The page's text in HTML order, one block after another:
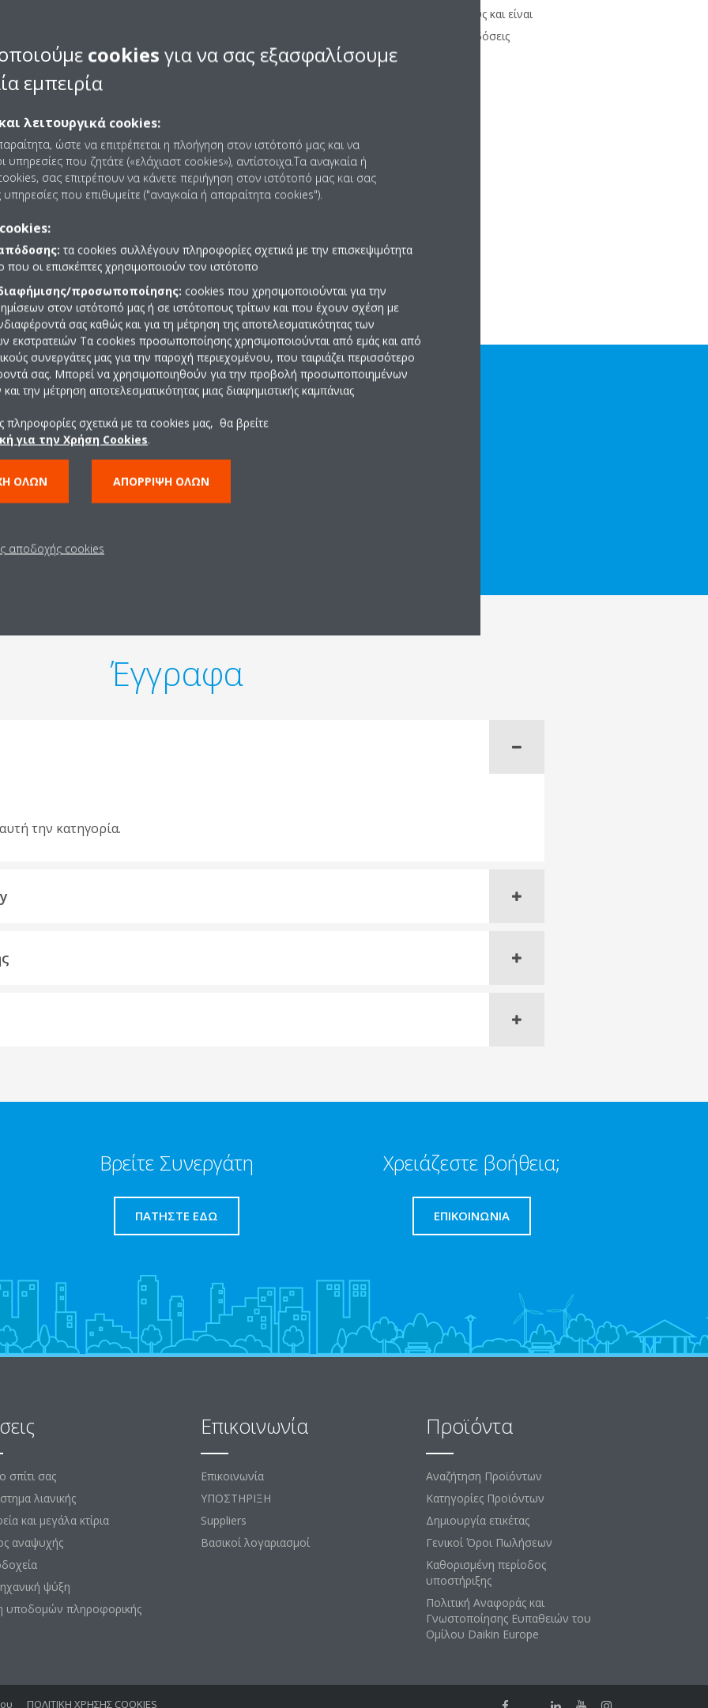
απαιτήσεις. Οι λιγότερες
που καταναλώνουν ενέργεια
κατανάλωση ενέργειας
θερμοκρασίες.
ρότορες με αρσενικούς και θηλυκούς μηχανισμούς και είναι
σχεδιασμένοι για υψηλές χωρητικότητες και αποδόσεις
χαρακτηριστικά
Έγγραφα
την κατηγορία.
Βρείτε Συνεργάτη
ΠΑΤΉΣΤΕ ΕΔΏ
Χρειάζεστε βοήθεια;
ΕΠΙΚΟΙΝΩΝΊΑ
σπίτι σας
λιανικής
και μεγάλα κτίρια
αναψυχής
ψύξη
υποδομών πληροφορικής
Επικοινωνία
Επικοινωνία
ΥΠΟΣΤΗΡΙΞΗ
Suppliers
Βασικοί λογαριασμοί
Προϊόντα
Αναζήτηση Προϊόντων
Κατηγορίες Προϊόντων
Δημιουργία ετικέτας
Γενικοί Όροι Πωλήσεων
Καθορισμένη περίοδος
υποστήριξης
Πολιτική Αναφοράς και
Γνωστοποίησης Ευπαθειών του
Ομίλου Daikin Europe
ΠΟΛΙΤΙΚΗ ΧΡΗΣΗΣ COOKIES
cookies για να σας εξασφαλίσουμε
εμπειρία
λειτουργικά cookies:
ώστε να επιτρέπεται η πλοήγηση στον ιστότοπό μας και να
υπηρεσίες που ζητάτε («ελάχιαστ cookies»), αντίστοιχα.Τα αναγκαία ή
σας επιτρέπουν να κάνετε περιήγηση στον ιστότοπό μας και σας
υπηρεσίες που επιθυμείτε ("αναγκαία ή απαραίτητα cookies").
τα cookies συλλέγουν πληροφορίες σχετικά με την επισκεψιμότητα
που οι επισκέπτες χρησιμοποιούν τον ιστότοπο
προσωποποίησης: cookies που χρησιμοποιούνται για την
στον ιστότοπό μας ή σε ιστότοπους τρίτων και που έχουν σχέση με
σας καθώς και για τη μέτρηση της αποτελεσματικότητας των
εκστρατειών Τα cookies προσωποποίησης χρησιμοποιούνται από εμάς και από
συνεργάτες μας για την παροχή περιεχομένου, που ταιριάζει περισσότερο
σας. Μπορεί να χρησιμοποιηθούν για την προβολή προσωποποιημένων
την μέτρηση αποτελεσματικότητας μιας διαφημιστικής καμπάνιας
πληροφορίες σχετικά με τα cookies μας, θα βρείτε
για την Χρήση Cookies.
ΌΛΩΝ ΑΠΌΡΡΙΨΗ ΌΛΩΝ
αποδοχής cookies